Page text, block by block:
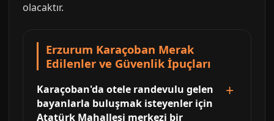
olacaktır.
Erzurum Karaçoban Merak
Edilenler ve Güvenlik İpuçları
Karaçoban'da otele randevulu gelen
bayanlarla buluşmak isteyenler için
Atatürk Mahallesi merkezi bir